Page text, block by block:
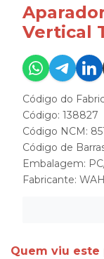
Vertical
Código do
Código: 138827
Código NCM:
Código de
Embalagem:
Fabricante:
Quem viu